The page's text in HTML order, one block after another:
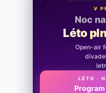
V
Noc
Léto
Open-air
LÉTO ·